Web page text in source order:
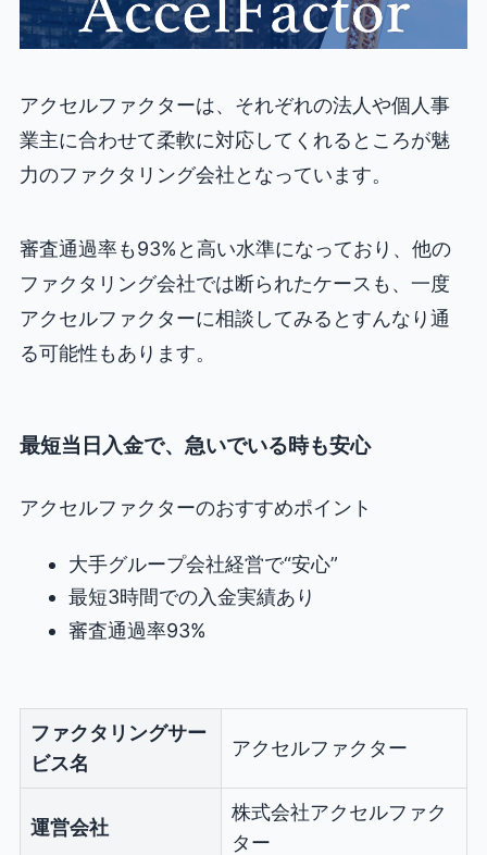
アクセルファクターは、それぞれの法人や個人事
業主に合わせて柔軟に対応してくれるところが魅
力のファクタリング会社となっています。
審査通過率も93%と高い水準になっており、他の
ファクタリング会社では断られたケースも、一度
アクセルファクターに相談してみるとすんなり通
る可能性もあります。
最短当日入金で、急いでいる時も安心
アクセルファクターのおすすめポイント
大手グループ会社経営で“安心”
最短3時間での入金実績あり
審査通過率93%
ファクタリングサー
ビス名
アクセルファクター
運営会社
株式会社アクセルファク
ター